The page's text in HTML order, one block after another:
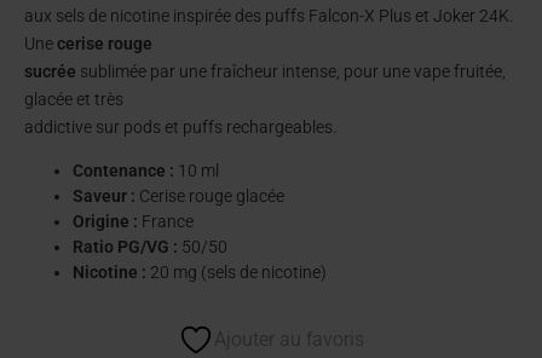
aux sels de nicotine inspirée des puffs Falcon-X Plus et Joker 24K.
Une cerise rouge
sucrée sublimée par une fraîcheur intense, pour une vape fruitée,
glacée et très
addictive sur pods et puffs rechargeables.
Contenance : 10 ml
Saveur : Cerise rouge glacée
Origine : France
Ratio PG/VG : 50/50
Nicotine : 20 mg (sels de nicotine)
Ajouter au favoris